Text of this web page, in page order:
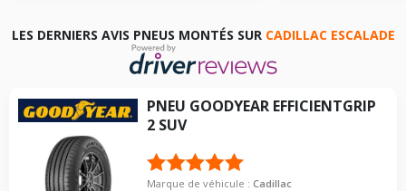
LES DERNIERS AVIS PNEUS MONTÉS SUR CADILLAC ESCALADE
PNEU GOODYEAR EFFICIENTGRIP
2 SUV
Marque de véhicule :Cadillac